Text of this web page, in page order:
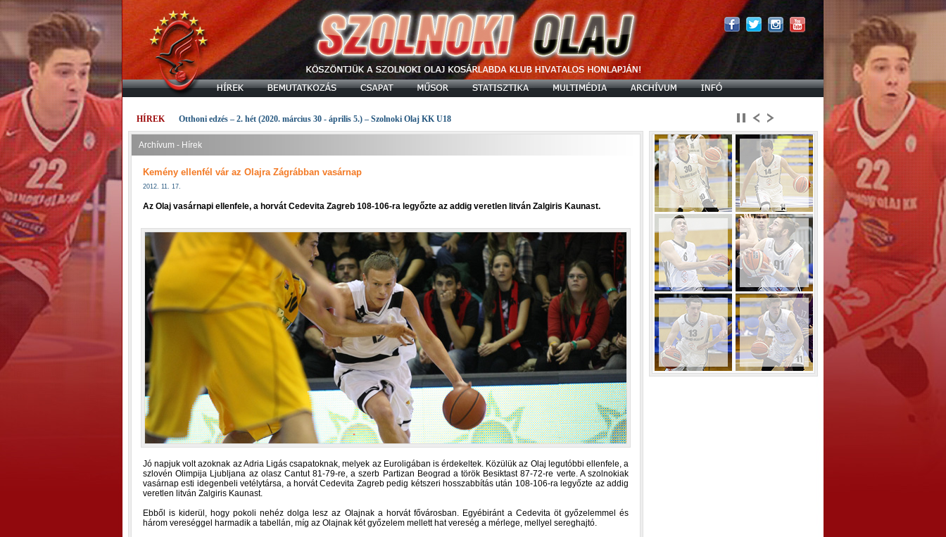
HÍREK Otthoni edzés – 2. hét (2020. március 30 - április 5.) – Szolnoki Olaj KK U18
Archívum - Hírek
Kemény ellenfél vár az Olajra Zágrábban vasárnap
2012. 11. 17.
Az Olaj vasárnapi ellenfele, a horvát Cedevita Zagreb 108-106-ra legyőzte az addig veretlen litván Zalgiris Kaunast.
Jó napjuk volt azoknak az Adria Ligás csapatoknak, melyek az Euroligában is érdekeltek. Közülük az Olaj legutóbbi ellenfele, a
szlovén Olimpija Ljubljana az olasz Cantut 81-79-re, a szerb Partizan Beograd a török Besiktast 87-72-re verte. A szolnokiak
vasárnap esti idegenbeli vetélytársa, a horvát Cedevita Zagreb pedig kétszeri hosszabbítás után 108-106-ra legyőzte az addig
veretlen litván Zalgiris Kaunast.
Ebből is kiderül, hogy pokoli nehéz dolga lesz az Olajnak a horvát fővárosban. Egyébiránt a Cedevita öt győzelemmel és
három vereséggel harmadik a tabellán, míg az Olajnak két győzelem mellett hat vereség a mérlege, mellyel sereghajtó.